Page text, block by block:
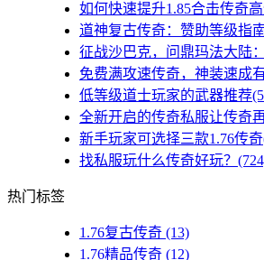
如何快速提升1.85合击传奇
道神复古传奇：赞助等级指
征战沙巴克，问鼎玛法大陆
免费满攻速传奇，神装速成
低等级道士玩家的武器推荐
全新开启的传奇私服让传奇
新手玩家可选择三款1.76传
找私服玩什么传奇好玩？
热门标签
1.76复古传奇 (13)
1.76精品传奇 (12)